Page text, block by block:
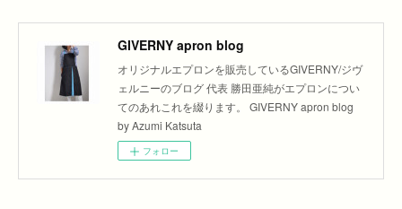
GIVERNY apron blog
オリジナルエプロンを販売しているGIVERNY/ジヴ
ェルニーのブログ 代表 勝田亜純がエプロンについ
てのあれこれを綴ります。 GIVERNY apron blog
by Azumi Katsuta
フォロー